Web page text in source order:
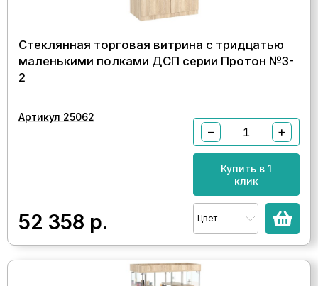
Стеклянная торговая витрина с тридцатью
маленькими полками ДСП серии Протон №3-
2
Артикул 25062
52 358 р.
− +
Купить в 1
клик
Цвет